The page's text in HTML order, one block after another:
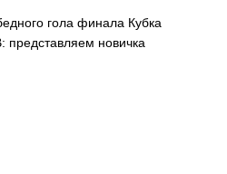
гола финала Кубка
новичка